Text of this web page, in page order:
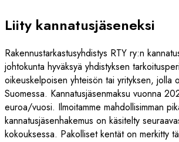
Liity kannatusjäseneksi
Rakennustarkastusyhdistys RTY ry:n
johtokunta hyväksyä yhdistyksen
oikeuskelpoisen yhteisön tai yrityksen, jolla
Suomessa. Kannatusjäsenmaksu vuonna
euroa/vuosi. Ilmoitamme mahdollisimman
kannatusjäsenhakemus on käsitelty
kokouksessa. Pakolliset kentät on merkitty